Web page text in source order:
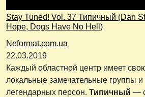
Stay Tuned! Vol. 37 Типичный (Dan
Hope, Dogs Have No Hell)
Neformat.com.ua
22.03.2019
Каждый областной центр имеет
локальные замечательные группы и
легендарных персон. Типичный —